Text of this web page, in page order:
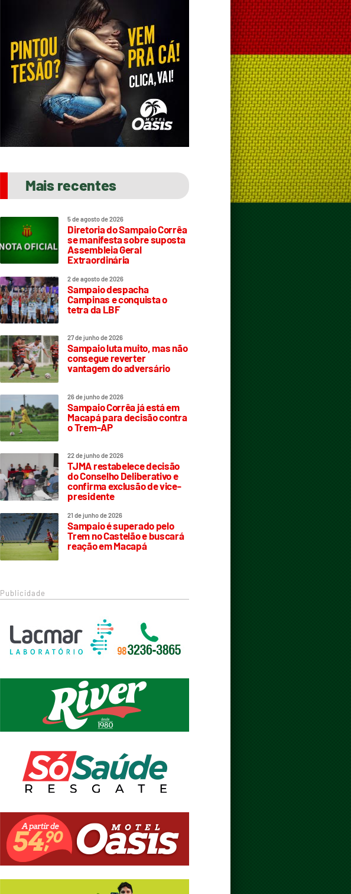
Mais recentes
5 de agosto de 2026
Diretoria do Sampaio Corrêa
se manifesta sobre suposta
Assembleia Geral
Extraordinária
2 de agosto de 2026
Sampaio despacha
Campinas e conquista o
tetra da LBF
27 de junho de 2026
Sampaio luta muito, mas não
consegue reverter
vantagem do adversário
26 de junho de 2026
Sampaio Corrêa já está em
Macapá para decisão contra
o Trem-AP
22 de junho de 2026
TJMA restabelece decisão
do Conselho Deliberativo e
confirma exclusão de vice-
presidente
21 de junho de 2026
Sampaio é superado pelo
Trem no Castelão e buscará
reação em Macapá
Publicidade